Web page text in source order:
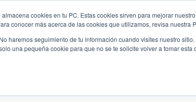
almacena cookies en tu PC. Estas cookies sirven para mejorar
conocer más acerca de las cookies que utilizamos, revisa nuestra
No haremos seguimiento de tu información cuando visites nuestro
una pequeña cookie para que no se te solicite volver a tomar esta